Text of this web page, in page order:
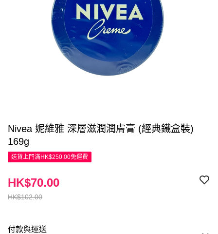
Nivea 妮維雅 深層滋潤潤膚膏 (經典鐵盒裝)
169g
送貨上門滿HK$250.00免運費
HK$102.00
HK$70.00
付款與運送